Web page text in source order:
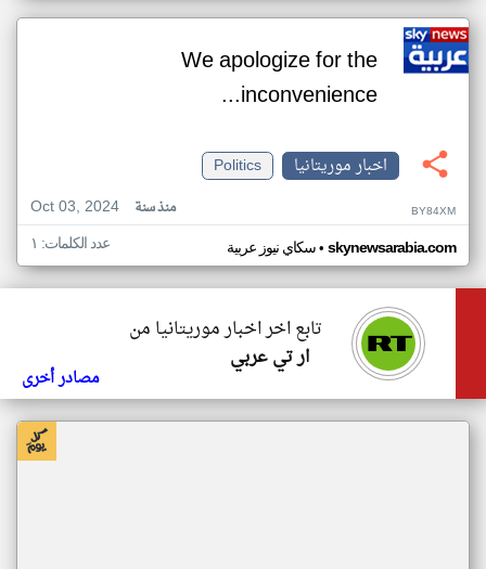
We apologize for the
inconvenience...
اخبار موريتانيا
Politics
Oct 03, 2024
منذ سنة BY84XM
سكاي نيوز عربية• skynewsarabia.com عدد الكلمات: ١
تابع اخر اخبار موريتانيا من
ار تي عربي
مصادر أخرى